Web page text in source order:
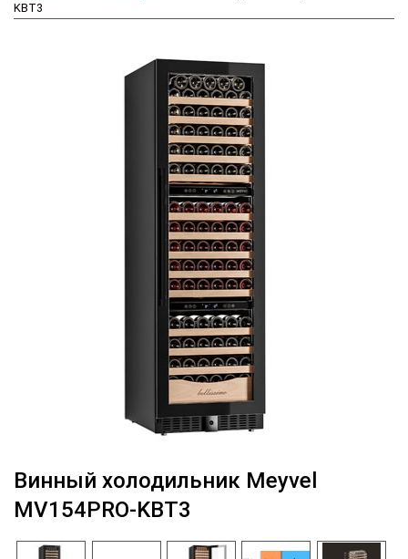
KBT3
Винный холодильник Meyvel
MV154PRO-KBT3